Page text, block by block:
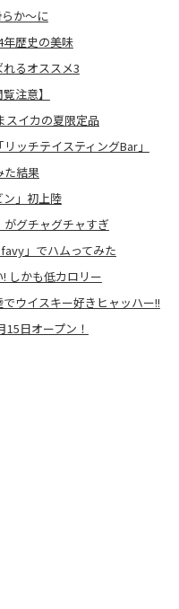
か～に
歴史の美味
るオススメ3
注意】
スイカの夏限定品
ッチテイスティングBar」
た結果
」初上陸
がグチャグチャすぎ
」でハムってみた
しかも低カロリー
ウイスキー好きヒャッハー!!
日オープン！